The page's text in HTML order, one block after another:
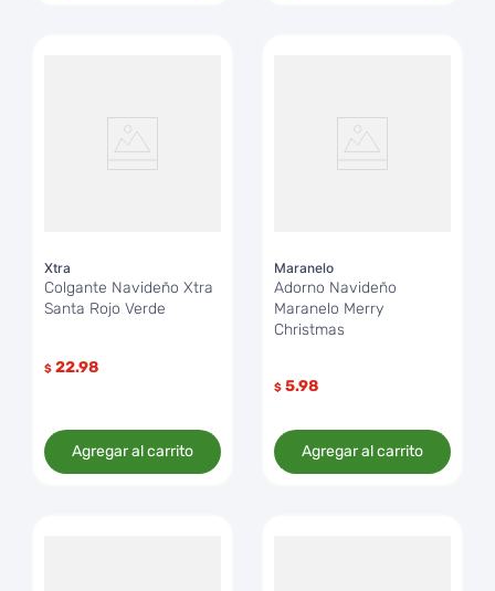
Xtra
Colgante Navideño Xtra
Santa Rojo Verde
$ 22.98
Agregar al carrito
Maranelo
Adorno Navideño
Maranelo Merry
Christmas
$ 5.98
Agregar al carrito